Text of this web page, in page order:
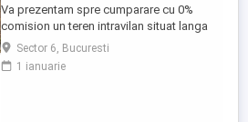
Va prezentam spre cumparare cu 0%
comision un teren intravilan situat langa
platforma comerciala Militari, la 500 metri
de bulevardul Iuliu Maniu, cu acces direct.
Avem o distanta de 1 Km pana la intrarea
Sector 6, Bucuresti
1 ianuarie